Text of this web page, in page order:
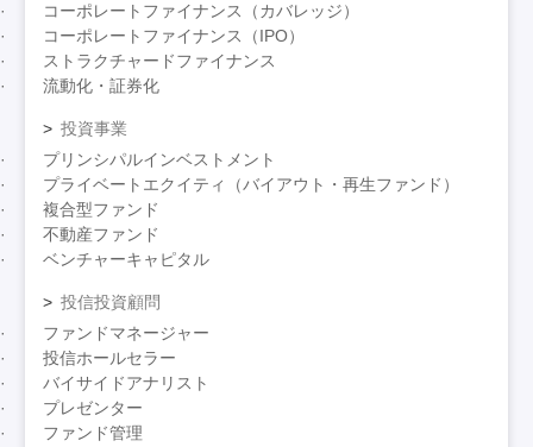
コーポレートファイナンス（カバレッジ）
コーポレートファイナンス（IPO）
ストラクチャードファイナンス
流動化・証券化
投資事業
プリンシパルインベストメント
プライベートエクイティ（バイアウト・再生ファンド）
複合型ファンド
不動産ファンド
ベンチャーキャピタル
投信投資顧問
ファンドマネージャー
投信ホールセラー
バイサイドアナリスト
プレゼンター
ファンド管理